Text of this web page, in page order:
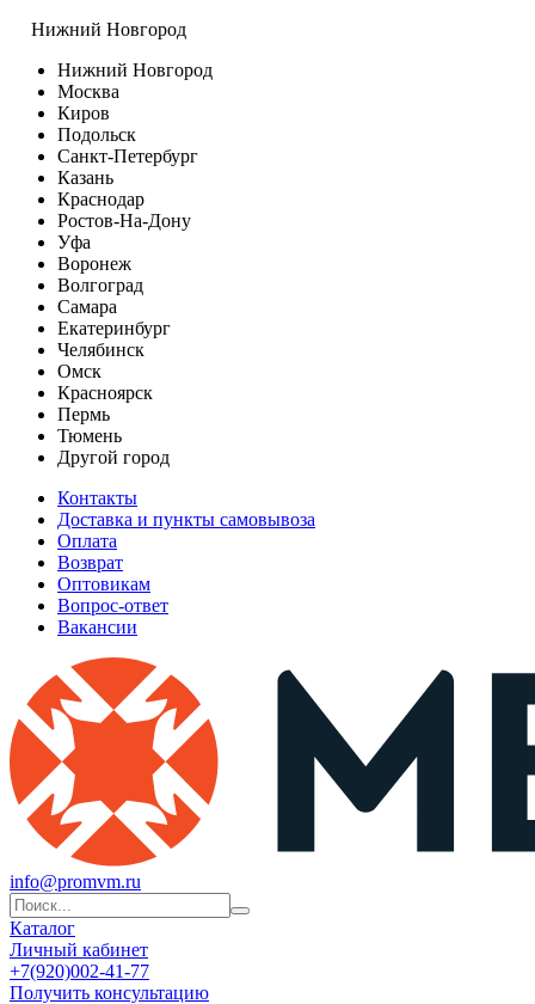
Нижний Новгород
Нижний Новгород
Москва
Киров
Подольск
Санкт-Петербург
Казань
Краснодар
Ростов-На-Дону
Уфа
Воронеж
Волгоград
Самара
Екатеринбург
Челябинск
Омск
Красноярск
Пермь
Тюмень
Другой город
Контакты
Доставка и пункты самовывоза
Оплата
Возврат
Оптовикам
Вопрос-ответ
Вакансии
info@promvm.ru
Каталог
Личный кабинет
+7(920)002-41-77
Получить консультацию